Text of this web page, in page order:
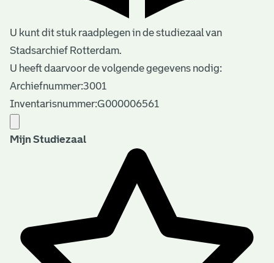
U kunt dit stuk raadplegen in de studiezaal van
Stadsarchief Rotterdam.
U heeft daarvoor de volgende gegevens nodig:
Archiefnummer:3001
Inventarisnummer:G000006561
Mijn Studiezaal